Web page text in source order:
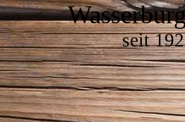
seit